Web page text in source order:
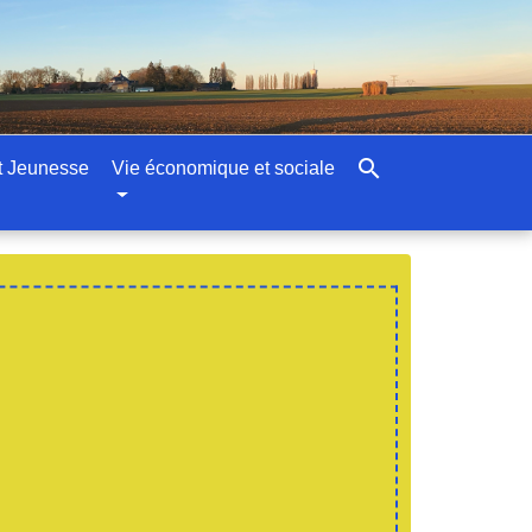
Jeunesse Vie économique et sociale search